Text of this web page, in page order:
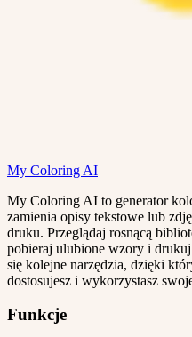
My Coloring AI
My Coloring AI to generator
zamienia opisy tekstowe lub
druku. Przeglądaj rosnącą
pobieraj ulubione wzory i
się kolejne narzędzia, dzięki
dostosujesz i wykorzystasz
Funkcje